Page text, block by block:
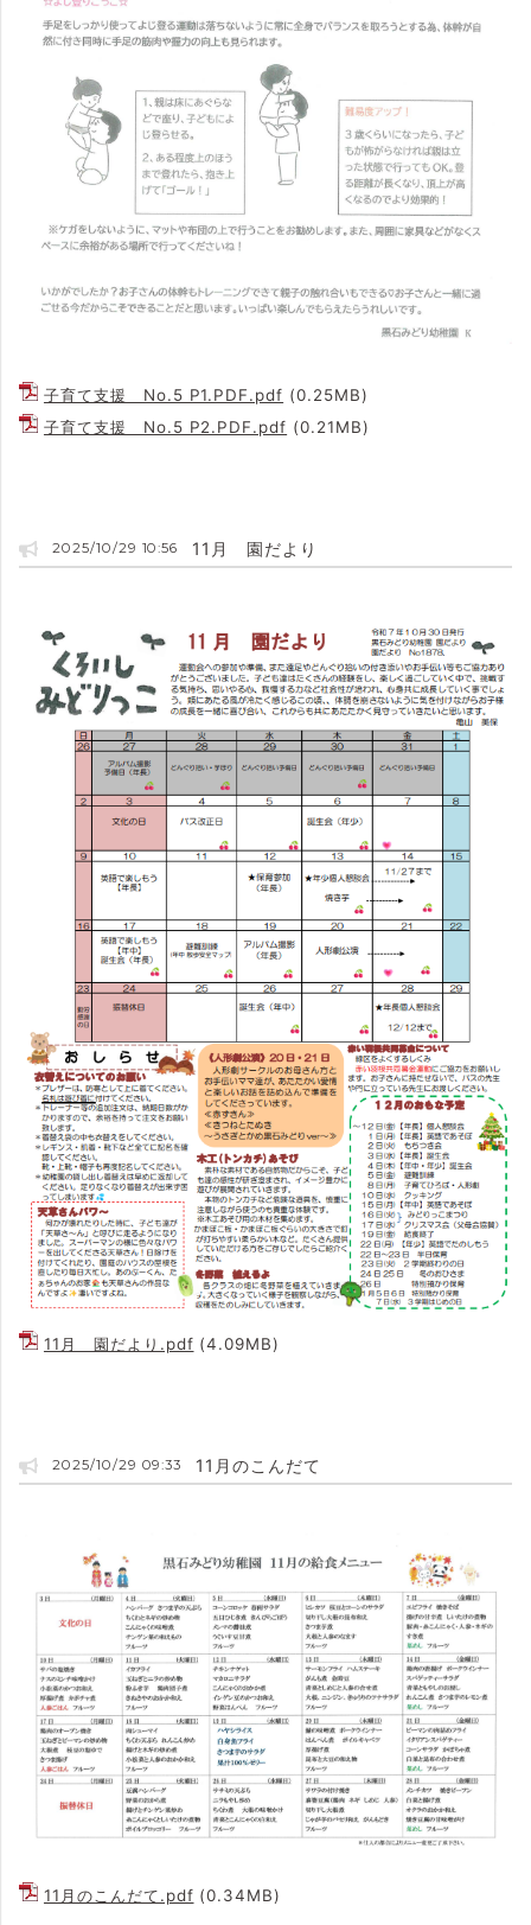
子育て支援 No.5 P1.PDF.pdf (0.25MB)
子育て支援 No.5 P2.PDF.pdf (0.21MB)
2025/10/29 10:56 11月 園だより
11月 園だより.pdf (4.09MB)
2025/10/29 09:33 11月のこんだて
11月のこんだて.pdf (0.34MB)